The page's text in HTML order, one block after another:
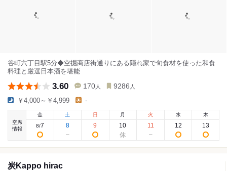
谷町六丁目駅5分◆空掘商店街通りにある隠れ家で旬食材を使った和食
料理と厳選日本酒を堪能
3.60 170 人 9286 人
￥4,000～￥4,999 -
空席
情報
金
8/7
土
8
日
9
月
10
火
11
水
12
木
13
炭Kappo hirac